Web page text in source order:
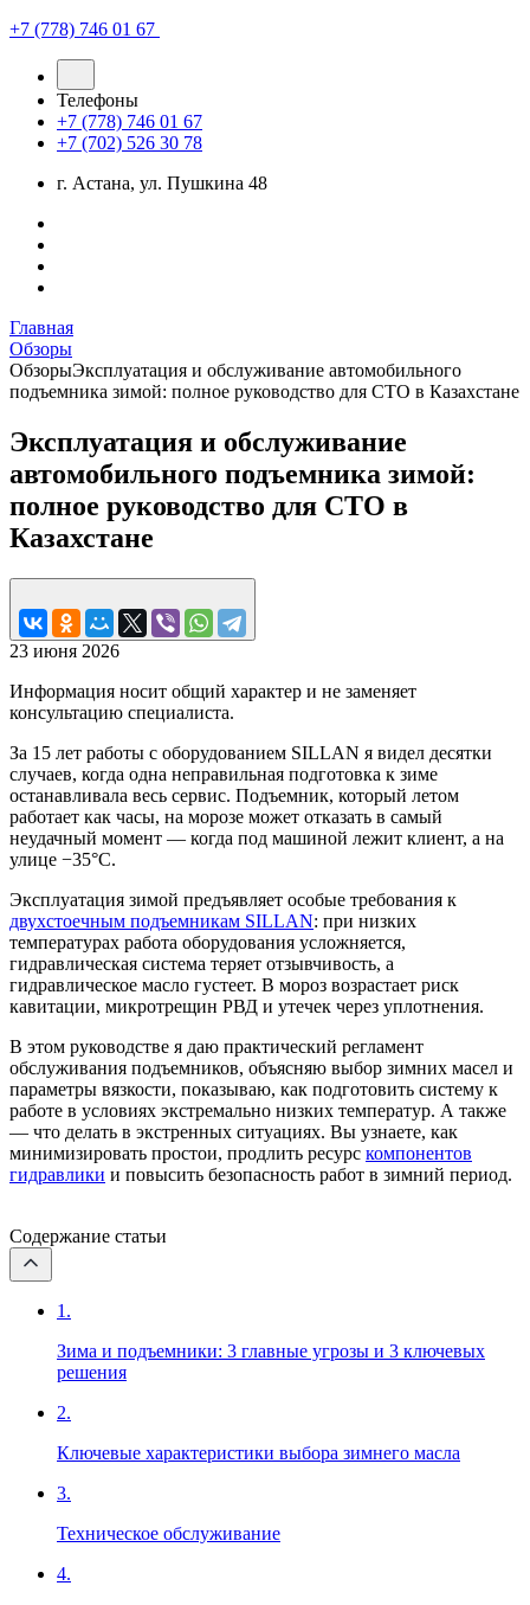
+7 (778) 746 01 67
Телефоны
+7 (778) 746 01 67
+7 (702) 526 30 78
г. Астана, ул. Пушкина 48
Главная
Обзоры
ОбзорыЭксплуатация и обслуживание автомобильного
подъемника зимой: полное руководство для СТО в Казахстане
Эксплуатация и обслуживание
автомобильного подъемника зимой:
полное руководство для СТО в
Казахстане
23 июня 2026
Информация носит общий характер и не заменяет
консультацию специалиста.
За 15 лет работы с оборудованием SILLAN я видел десятки
случаев, когда одна неправильная подготовка к зиме
останавливала весь сервис. Подъемник, который летом
работает как часы, на морозе может отказать в самый
неудачный момент — когда под машиной лежит клиент, а на
улице −35°C.
Эксплуатация зимой предъявляет особые требования к
двухстоечным подъемникам SILLAN: при низких
температурах работа оборудования усложняется,
гидравлическая система теряет отзывчивость, а
гидравлическое масло густеет. В мороз возрастает риск
кавитации, микротрещин РВД и утечек через уплотнения.
В этом руководстве я даю практический регламент
обслуживания подъемников, объясняю выбор зимних масел и
параметры вязкости, показываю, как подготовить систему к
работе в условиях экстремально низких температур. А также
— что делать в экстренных ситуациях. Вы узнаете, как
минимизировать простои, продлить ресурс компонентов
гидравлики и повысить безопасность работ в зимний период.
Содержание статьи
1.
Зима и подъемники: 3 главные угрозы и 3 ключевых
решения
2.
Ключевые характеристики выбора зимнего масла
3.
Техническое обслуживание
4.